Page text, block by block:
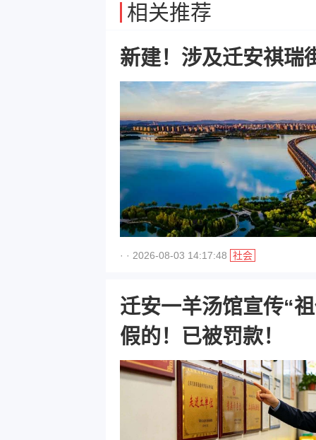
相关推荐
新建！涉及迁安祺
· · 2026-08-03 14:17:48 社会
迁安一羊汤馆宣传“
假的！已被罚款！